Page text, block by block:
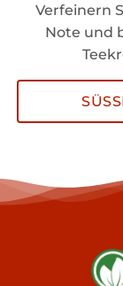
Verfeinern
Note und